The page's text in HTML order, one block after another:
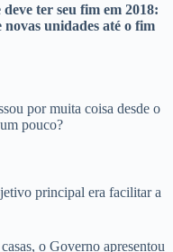
ter seu fim em 2018:
novas unidades até o fim
por muita coisa desde o
pouco?
principal era facilitar a
o Governo apresentou